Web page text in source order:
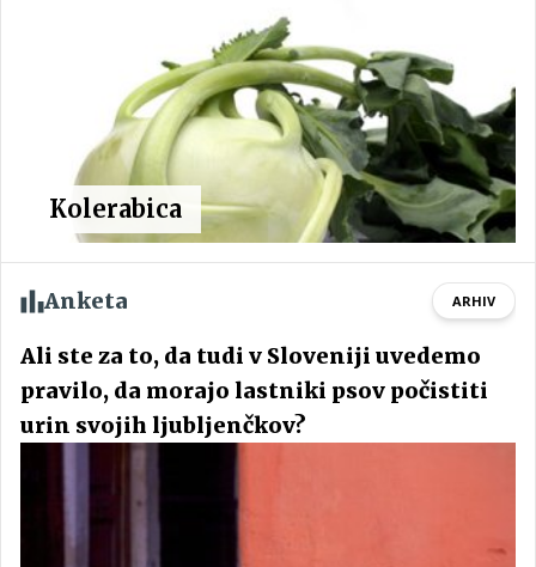
Kolerabica
Anketa ARHIV
Ali ste za to, da tudi v Sloveniji uvedemo
pravilo, da morajo lastniki psov počistiti
urin svojih ljubljenčkov?